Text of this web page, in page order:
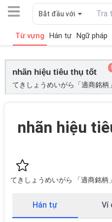
Bắt đầu với
Từ vựng Hán tự Ngữ pháp
nhãn hiệu tiêu thụ tốt
てきしょうめいがら「適商銘柄
nhãn hiệu
てきしょうめいがら 「適商銘柄」
Hán tự Ví